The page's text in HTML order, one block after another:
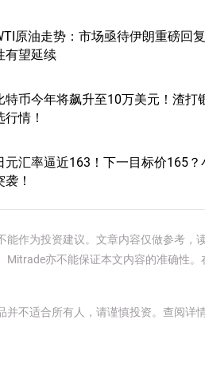
原油走势：市场亟待伊朗重磅回
有望延续
特币今年将飙升至10万美元！渣打
行情！
元汇率逼近163！下一目标价165
袭！
作为投资建议。文章内容仅做参考，
亦不能保证本文内容的准确性。
不适合所有人，请谨慎投资。 查阅详